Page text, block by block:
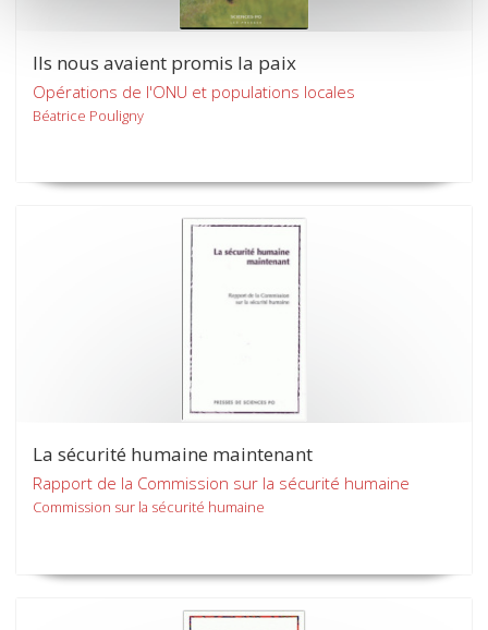
Ils nous avaient promis la paix
Opérations de l'ONU et populations locales
Béatrice Pouligny
La sécurité humaine maintenant
Rapport de la Commission sur la sécurité humaine
Commission sur la sécurité humaine